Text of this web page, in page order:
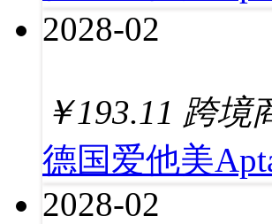
2028-02
￥193.11 跨境
德国爱他美
2028-02